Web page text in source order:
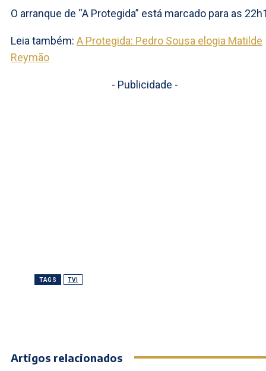
O arranque de “A Protegida” está marcado para as
Leia também: A Protegida: Pedro Sousa elogia Matilde
Reymão
- Publicidade -
TAGS TVI
Artigos relacionados